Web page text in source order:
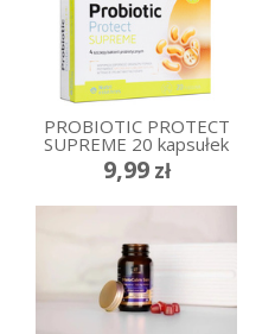
PROBIOTIC PROTECT
SUPREME 20 kapsułek
9,99zł